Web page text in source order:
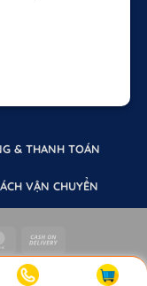
& THANH TOÁN
VẬN CHUYỂN
MasterCard
On
Delivery
Chịu trách nghiệm